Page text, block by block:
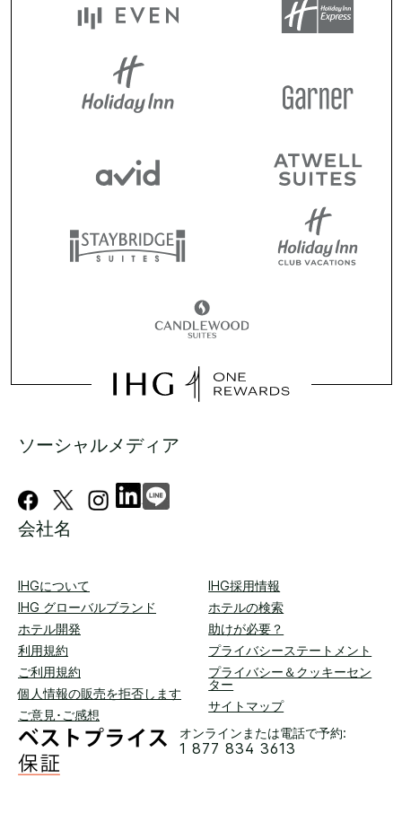
ソーシャルメディア
会社名
IHGについて
IHG採用情報
IHG グローバルブランド
ホテルの検索
ホテル開発
助けが必要？
利用規約
プライバシーステートメント
ご利用規約
プライバシー＆クッキーセン
ター
個人情報の販売を拒否します
サイトマップ
ご意見･ご感想
オンラインまたは電話で予約:
1 877 834 3613